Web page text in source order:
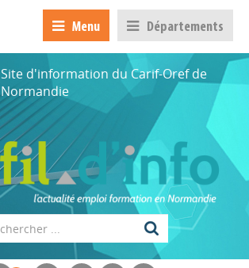
Menu Départements
Site d'information du Carif-Oref de
Normandie